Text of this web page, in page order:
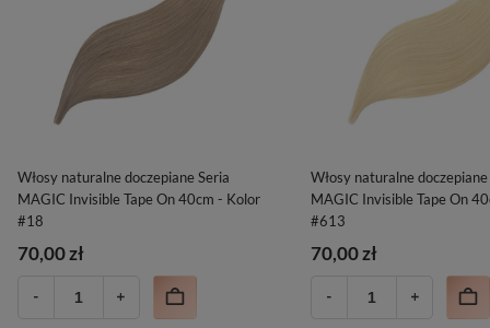
Włosy naturalne doczepiane Seria
MAGIC Invisible Tape On 40cm - Kolor
#18
70,00 zł
Włosy naturalne
MAGIC Invisible Tape On
#613
70,00 zł